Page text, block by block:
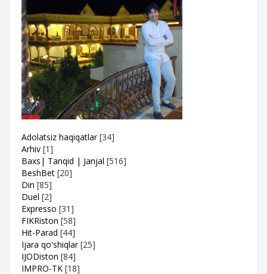
Adolatsiz haqiqatlar [34]
Arhiv [1]
Baxs| Tanqid | Janjal [516]
BeshBet [20]
Din [85]
Duel [2]
Expresso [31]
FIKRiston [58]
Hit-Parad [44]
Ijara qo'shiqlar [25]
IJODiston [84]
IMPRO-TK [18]